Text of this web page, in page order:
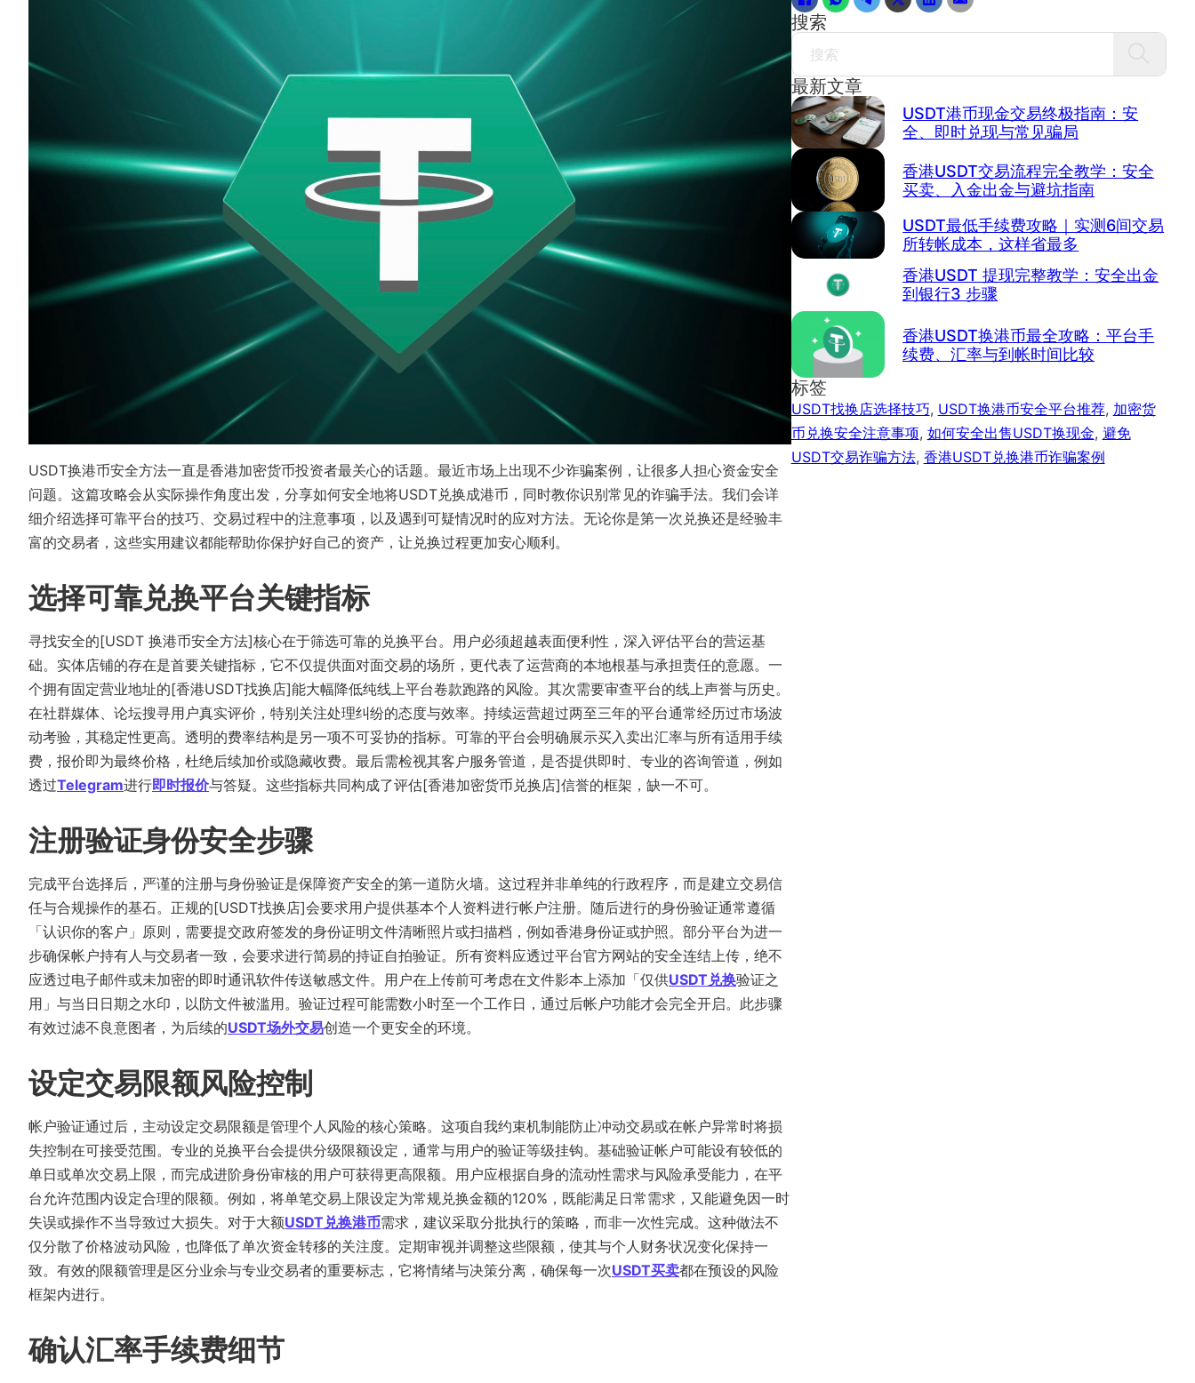
USDT换港币安全方法一直是香港加密​​货币投资者最关心的话题。最近市场上出现不少诈骗案例，让很多人担心资金安全
问题。这篇攻略会从实际操作角度出发，分享如何安全地将USDT兑换成港币，同时教你识别常见的诈骗手法。我们会详
细介绍选择可靠平台的技巧、交易过程中的注意事项，以及遇到可疑情况时的应对方法。无论你是第一次兑换还是经验丰
富的交易者，这些实用建议都能帮助你保护好自己的资产，让兑换过程更加安心顺利。
选择可靠兑换平台关键指标
寻找安全的[USDT 换港币安全方法]核心在于筛选可靠的兑换平台。用户必须超越表面便利性，深入评估平台的营运基
础。实体店铺的存在是首要关键指标，它不仅提供面对面交易的场所，更代表了运营商的本地根基与承担责任的意愿。一
个拥有固定营业地址的[香港USDT找换店]能大幅降低纯线上平台卷款跑路的风险。其次需要审查平台的线上声誉与历史。
在社群媒体、论坛搜寻用户真实评价，特别关注处理纠纷的态度与效率。持续运营超过两至三年的平台通常经历过市场波
动考验，其稳定性更高。透明的费率结构是另一项不可妥协的指标。可靠的平台会明确展示买入卖出汇率与所有适用手续
费，报价即为最终价格，杜绝后续加价或隐藏收费。最后需检视其客户服务管道，是否提供即时、专业的咨询管道，例如
透过Telegram进行即时报价与答疑。这些指标共同构成了评估[香港加密货币兑换店]信誉的框架，缺一不可。
注册验证身份安全步骤
完成平台选择后，严谨的注册与身份验证是保障资产安全的第一道防火墙。这过程并非单纯的行政程序，而是建立交易信
任与合规操作的基石。正规的[USDT找换店]会要求用户提供基本个人资料进行帐户注册。随后进行的身份验证通常遵循
「认识你的客户」原则，需要提交政府签发的身份证明文件清晰照片或扫描档，例如香港身份证或护照。部分平台为进一
步确保帐户持有人与交易者一致，会要求进行简易的持证自拍验证。所有资料应透过平台官方网站的安全连结上传，绝不
应透过电子邮件或未加密的即时通讯软件传送敏感文件。用户在上传前可考虑在文件影本上添加「仅供USDT兑换验证之
用」与当日日期之水印，以防文件被滥用。验证过程可能需数小时至一个工作日，通过后帐户功能才会完全开启。此步骤
有效过滤不良意图者，为后续的USDT场外交易创造一个更安全的环境。
设定交易限额风险控制
帐户验证通过后，主动设定交易限额是管理个人风险的核心策略。这项自我约束机制能防止冲动交易或在帐户异常时将损
失控制在可接受范围。专业的兑换平台会提供分级限额设定，通常与用户的验证等级挂钩。基础验证帐户可能设有较低的
单日或单次交易上限，而完成进阶身份审核的用户可获得更高限额。用户应根据自身的流动性需求与风险承受能力，在平
台允许范围内设定合理的限额。例如，将单笔交易上限设定为常规兑换金额的120%，既能满足日常需求，又能避免因一时
失误或操作不当导致过大损失。对于大额USDT兑换港币需求，建议采取分批执行的策略，而非一次性完成。这种做法不
仅分散了价格波动风险，也降低了单次资金转移的关注度。定期审视并调整这些限额，使其与个人财务状况变化保持一
致。有效的限额管理是区分业余与专业交易者的重要标志，它将情绪与决策分离，确保每一次USDT买卖都在预设的风险
框架内进行。
确认汇率手续费细节
搜索
Search
最新文章
USDT港币现金交易终极指南：安
全、即时兑现与常见骗局
香港USDT交易流程完全教学：安全
买卖、入金出金与避坑指南
USDT最低手续费攻略｜实测6间交易
所转帐成本，这样省最多
香港USDT 提现完整教学：安全出金
到银行3 步骤
香港USDT换港币最全攻略：平台手
续费、汇率与到帐时间比较
标签
USDT找换店选择技巧, USDT换港币安全平台推荐, 加密货
币兑换安全注意事项, 如何安全出售USDT换现金, 避免
USDT交易诈骗方法, 香港USDT兑换港币诈骗案例